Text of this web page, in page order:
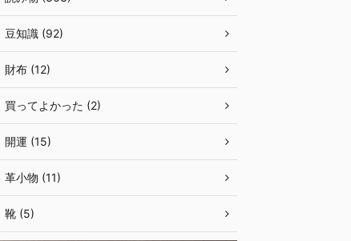
豆知識 (92)
財布 (12)
買ってよかった (2)
開運 (15)
革小物 (11)
靴 (5)